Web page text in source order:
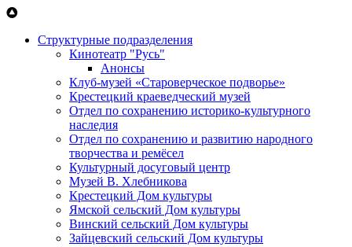
Перейти к основному содержанию
Структурные подразделения
Кинотеатр "Русь"
Анонсы
Клуб-музей «Староверческое подворье»
Крестецкий краеведческий музей
Отдел по сохранению историко-культурного
наследия
Отдел по сохранению и развитию народного
творчества и ремёсел
Культурный досуговый центр
Музей В. Хлебникова
Крестецкий Дом культуры
Ямской сельский Дом культуры
Винский сельский Дом культуры
Зайцевский сельский Дом культуры